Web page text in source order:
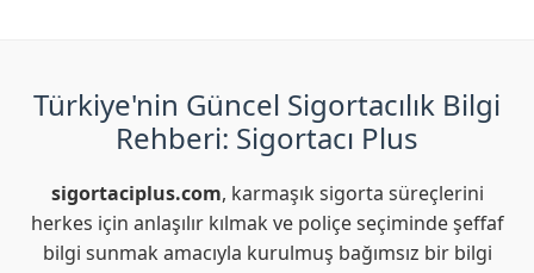
Türkiye'nin Güncel Sigortacılık Bilgi
Rehberi: Sigortacı Plus
sigortaciplus.com, karmaşık sigorta süreçlerini
herkes için anlaşılır kılmak ve poliçe seçiminde şeffaf
bilgi sunmak amacıyla kurulmuş bağımsız bir bilgi